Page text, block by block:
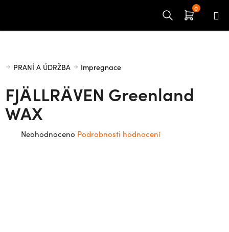
Domů
PRANÍ A ÚDRŽBA Impregnace
FJÄLLRÄVEN Greenland
WAX
Průměrné
Neohodnoceno Podrobnosti hodnocení